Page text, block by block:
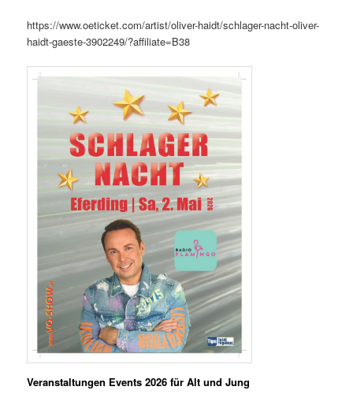
https://www.oeticket.com/artist/oliver-haidt/schlager-nacht-oliver-
haidt-gaeste-3902249/?affiliate=B38
Veranstaltungen Events 2026 für Alt und Jung